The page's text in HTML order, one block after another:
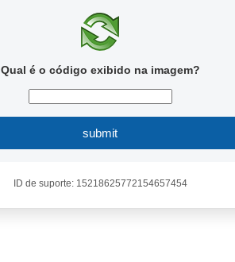
Qual é o código exibido na imagem?
submit
ID de suporte: 15218625772154657454